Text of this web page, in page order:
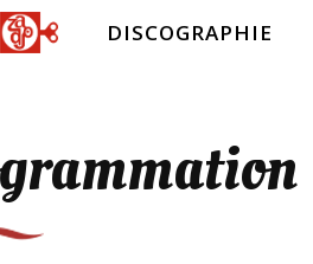
DISCOGRAPHIE